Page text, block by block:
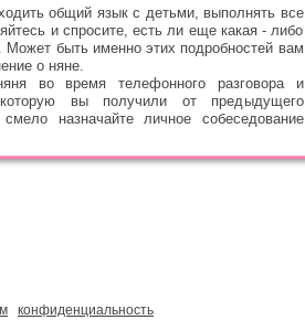
общий язык с детьми, выполнять все
и спросите, есть ли еще какая - либо
быть именно этих подробностей вам
о няне.
во время телефонного разговора и
вы получили от предыдущего
назначайте личное собеседование
конфиденциальность